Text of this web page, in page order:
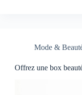
Mode &
Offrez une box